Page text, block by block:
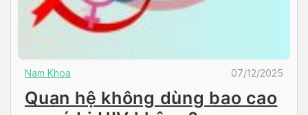
Nam Khoa 07/12/2025
Quan hệ không dùng bao cao